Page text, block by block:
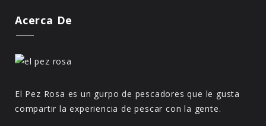
Acerca De
El Pez Rosa es un gurpo de pescadores que le gusta
compartir la experiencia de pescar con la gente.